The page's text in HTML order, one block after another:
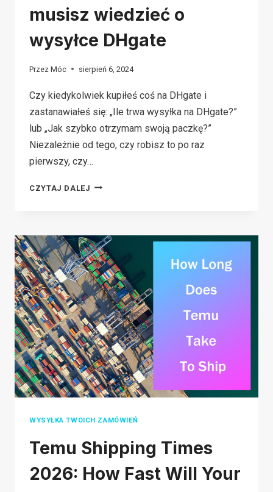
musisz wiedzieć o
wysyłce DHgate
Przez Móc sierpień 6, 2024
Czy kiedykolwiek kupiłeś coś na DHgate i
zastanawiałeś się: „Ile trwa wysyłka na DHgate?”
lub „Jak szybko otrzymam swoją paczkę?”
Niezależnie od tego, czy robisz to po raz
pierwszy, czy…
CZYTAJ DALEJ JAK
WYSYŁKA
DHGATE?
WSZYSTKO,
CO
MUSISZ
WIEDZIEĆ
O
WYSYŁCE
DHGATE
WYSYŁKA TWOICH ZAMÓWIEŃ
Temu Shipping Times
2026: How Fast Will Your